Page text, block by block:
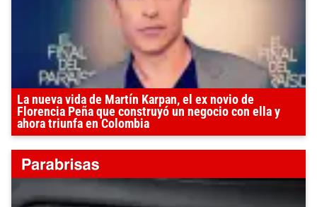
La nueva vida de Martín Karpan, el ex novio de
Florencia Peña que construyó un negocio con ella y
ahora triunfa en Colombia